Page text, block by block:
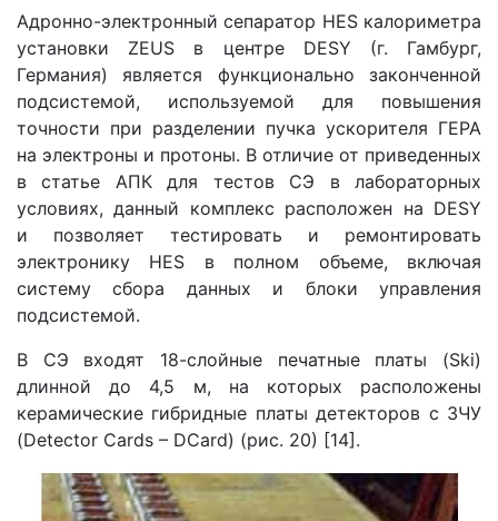
Адронно-электронный сепаратор HES калориметра
установки ZEUS в центре DESY (г. Гамбург,
Германия) является функционально законченной
подсистемой, используемой для повышения
точности при разделении пучка ускорителя ГЕРА
на электроны и протоны. В отличие от приведенных
в статье АПК для тестов СЭ в лабораторных
условиях, данный комплекс расположен на DESY
и позволяет тестировать и ремонтировать
электронику HES в полном объеме, включая
систему сбора данных и блоки управления
подсистемой.
В СЭ входят 18-слойные печатные платы (Ski)
длинной до 4,5 м, на которых расположены
керамические гибридные платы детекторов с ЗЧУ
(Detector Cards – DCard) (рис. 20) [14].